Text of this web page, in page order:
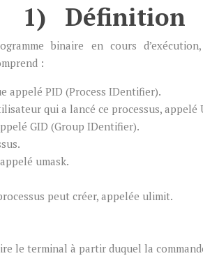
1) Définition
binaire en cours
:
appelé PID (Process IDentifier).
qui a lancé ce processus,
GID (Group IDentifier).
umask.
peut créer, appelée ulimit.
le terminal à partir duquel la